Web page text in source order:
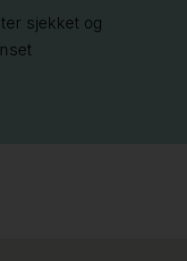
sjekket og